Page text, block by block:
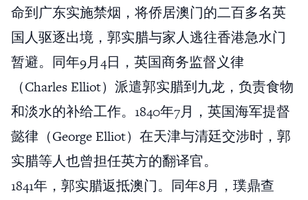
命到广东实施禁烟，将侨居澳门的二百多名英
国人驱逐出境，郭实腊与家人逃往香港急水门
暂避。同年9月4日，英国商务监督义律
（Charles Elliot）派遣郭实腊到九龙，负责食物
和淡水的补给工作。1840年7月，英国海军提督
懿律（George Elliot）在天津与清廷交涉时，郭
实腊等人也曾担任英方的翻译官。
1841年，郭实腊返抵澳门。同年8月，璞鼎查